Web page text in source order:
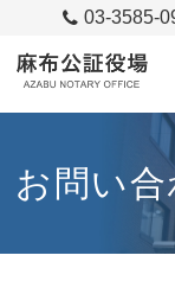
03-3585-
お問い